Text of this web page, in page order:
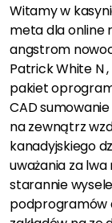
Witamy w
meta dla online
angstrom
Patrick White N
pakiet
CAD
na zewnątrz
kanadyjskiego
uważania za
starannie
podprogramów